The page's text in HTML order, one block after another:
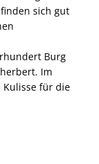
sich gut
Burg
Im
Kulisse für die